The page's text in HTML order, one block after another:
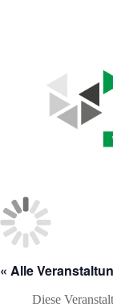
« Alle
Diese